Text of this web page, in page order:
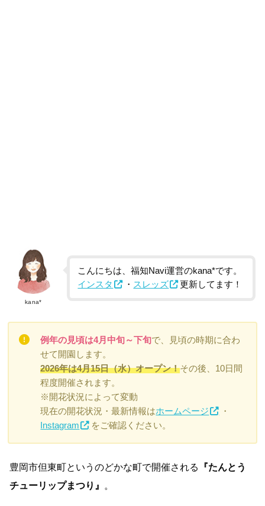
kana*
こんにちは、福知Navi運営のkana*です。
インスタ
・ スレッズ 更新してます！
例年の見頃は4月中旬～下旬で、見頃の時期に合わ
せて開園します。
2026年は4月15日（水）オープン！その後、10日間
程度開催されます。
※開花状況によって変動
現在の開花状況・最新情報はホームページ
・
Instagram
をご確認ください。
豊岡市但東町というのどかな町で開催される
『たんとう
チューリップまつり』 。